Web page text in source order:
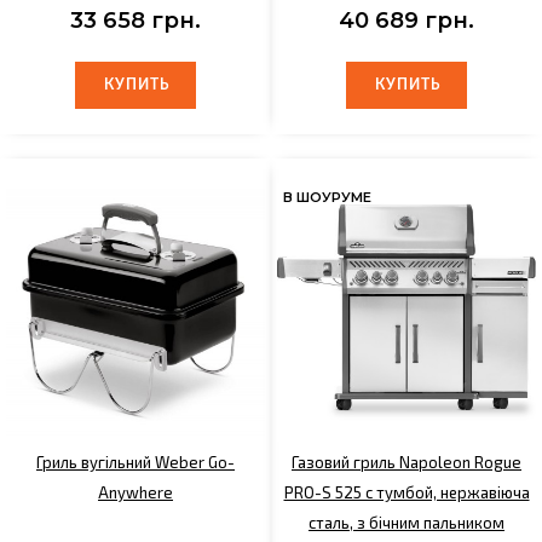
33 658 грн.
КУПИТЬ
КУПИТЬ
40 689 грн.
КУПИТЬ
КУПИТЬ
Гриль вугільний Weber Go-
Anywhere
В ШОУРУМЕ
Газовий гриль Napoleon Rogue
PRO-S 525 с тумбой, нержавіюча
сталь, з бічним пальником